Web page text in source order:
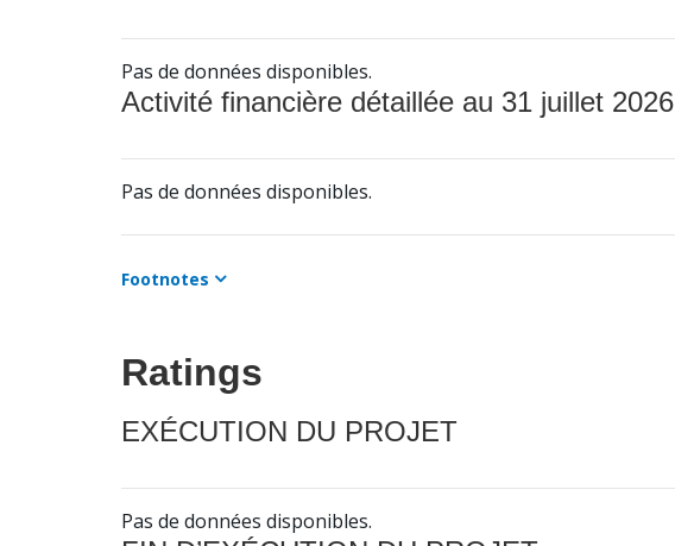
Pas de données disponibles.
Activité financière détaillée au 31 juillet 2026
Pas de données disponibles.
Footnotes
Ratings
EXÉCUTION DU PROJET
Pas de données disponibles.